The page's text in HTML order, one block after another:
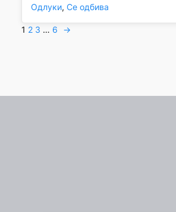
Одлуки, Се одбива
1 2 3 … 6 →